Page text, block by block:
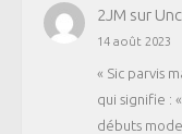
2JM sur
14 août 2023
« Sic parvis
qui signifie :
débuts